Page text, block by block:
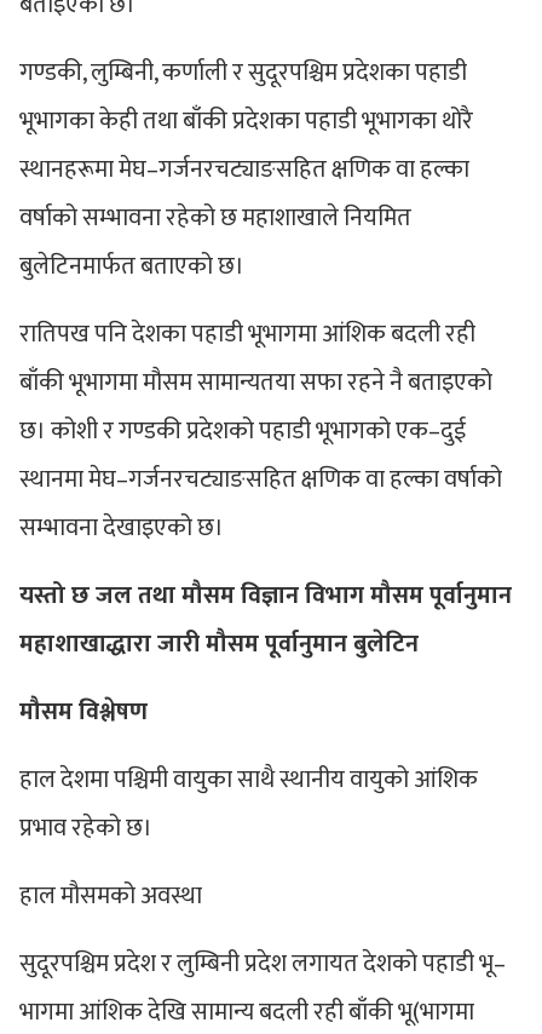
गण्डकी, लुम्बिनी, कर्णाली र सुदूरपश्चिम प्रदेशका पहाडी
भूभागका केही तथा बाँकी प्रदेशका पहाडी भूभागका थोरै
स्थानहरूमा मेघ–गर्जनरचट्याङसहित क्षणिक वा हल्का
वर्षाको सम्भावना रहेको छ महाशाखाले नियमित
बुलेटिनमार्फत बताएको छ।
रातिपख पनि देशका पहाडी भूभागमा आंशिक बदली रही
बाँकी भूभागमा मौसम सामान्यतया सफा रहने नै बताइएको
छ। कोशी र गण्डकी प्रदेशको पहाडी भूभागको एक–दुई
स्थानमा मेघ–गर्जनरचट्याङसहित क्षणिक वा हल्का वर्षाको
सम्भावना देखाइएको छ।
यस्तो छ जल तथा मौसम विज्ञान विभाग मौसम पूर्वानुमान
महाशाखाद्धारा जारी मौसम पूर्वानुमान बुलेटिन
मौसम विश्लेषण
हाल देशमा पश्चिमी वायुका साथै स्थानीय वायुको आंशिक
प्रभाव रहेको छ।
हाल मौसमको अवस्था
सुदूरपश्चिम प्रदेश र लुम्बिनी प्रदेश लगायत देशको पहाडी भू–
भागमा आंशिक देखि सामान्य बदली रही बाँकी भू(भागमा